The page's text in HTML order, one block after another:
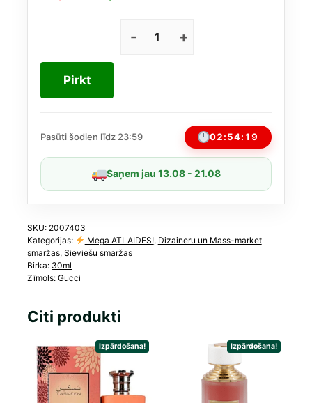
93,00 €.
47,03 €.
Gucci
daudzums
Pirkt
Pasūti šodien līdz 23:59 02:54:19
Saņem jau 13.08 - 21.08
SKU: 2007403
Kategorijas:
Mega ATLAIDES!, Dizaineru un Mass-market
smaržas, Sieviešu smaržas
Birka: 30ml
Zīmols: Gucci
Citi produkti
Izpārdošana! Izpārdošana!